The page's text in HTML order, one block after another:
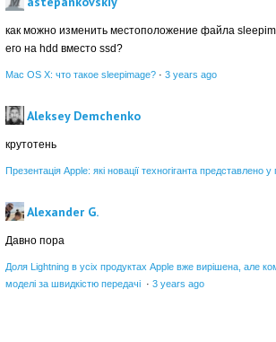
как можно изменить местоположение файла
его на hdd вместо ssd?
Mac OS X: что такое sleepimage? · 3 years ago
Aleksey Demchenko
крутотень
Презентація Apple: які новації техногіганта представлено у
Alexander G.
Давно пора
Доля Lightning в усіх продуктах Apple вже вирішена, але
моделі за швидкістю передачі · 3 years ago